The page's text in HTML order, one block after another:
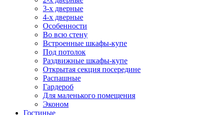
3-х дверные
4-х дверные
Особенности
Во всю стену
Встроенные шкафы-купе
Под потолок
Раздвижные шкафы-купе
Открытая секция посередине
Распашные
Гардероб
Для маленького помещения
Эконом
Гостиные